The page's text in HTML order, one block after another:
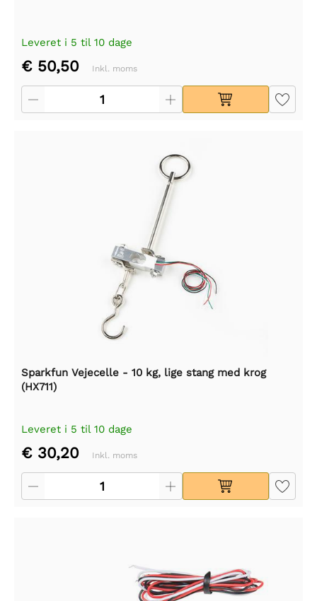
Leveret i 5 til 10 dage
€ 50,50 Inkl. moms
Sparkfun Vejecelle - 10 kg, lige stang med krog
(HX711)
Leveret i 5 til 10 dage
€ 30,20 Inkl. moms